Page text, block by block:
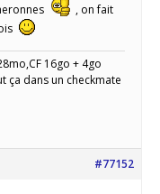
, on fait
16go + 4go
ça dans un checkmate
#77152